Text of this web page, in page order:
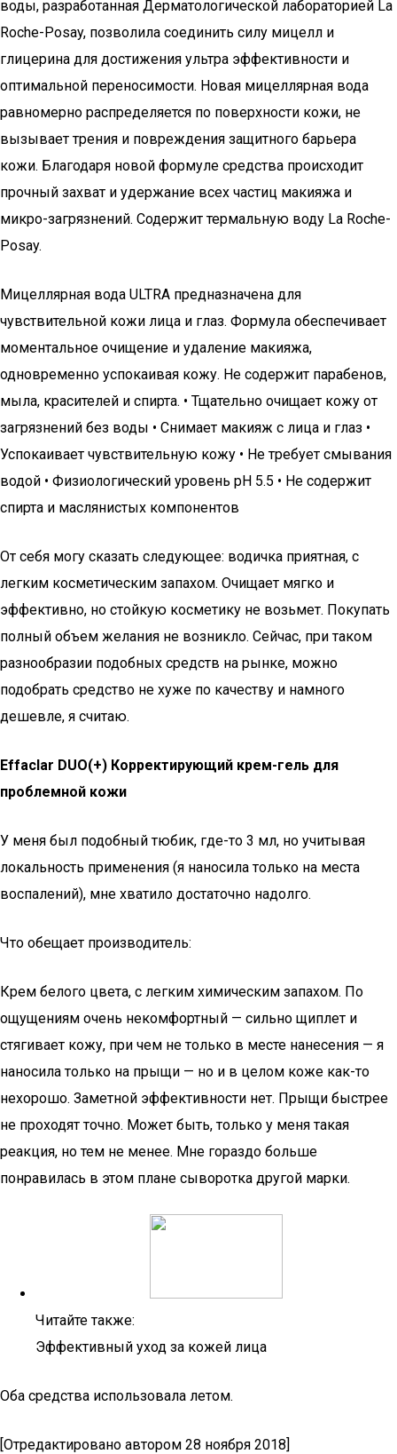
воды, разработанная Дерматологической лабораторией La
Roche-Posay, позволила соединить силу мицелл и
глицерина для достижения ультра эффективности и
оптимальной переносимости. Новая мицеллярная вода
равномерно распределяется по поверхности кожи, не
вызывает трения и повреждения защитного барьера
кожи. Благодаря новой формуле средства происходит
прочный захват и удержание всех частиц макияжа и
микро-загрязнений. Содержит термальную воду La Roche-
Posay.
Мицеллярная вода ULTRA предназначена для
чувствительной кожи лица и глаз. Формула обеспечивает
моментальное очищение и удаление макияжа,
одновременно успокаивая кожу. Не содержит парабенов,
мыла, красителей и спирта. • Тщательно очищает кожу от
загрязнений без воды • Снимает макияж с лица и глаз •
Успокаивает чувствительную кожу • Не требует смывания
водой • Физиологический уровень pH 5.5 • Не содержит
спирта и маслянистых компонентов
От себя могу сказать следующее: водичка приятная, с
легким косметическим запахом. Очищает мягко и
эффективно, но стойкую косметику не возьмет. Покупать
полный объем желания не возникло. Сейчас, при таком
разнообразии подобных средств на рынке, можно
подобрать средство не хуже по качеству и намного
дешевле, я считаю.
Effaclar DUO(+) Корректирующий крем-гель для
проблемной кожи
У меня был подобный тюбик, где-то 3 мл, но учитывая
локальность применения (я наносила только на места
воспалений), мне хватило достаточно надолго.
Что обещает производитель:
Крем белого цвета, с легким химическим запахом. По
ощущениям очень некомфортный — сильно щиплет и
стягивает кожу, при чем не только в месте нанесения — я
наносила только на прыщи — но и в целом коже как-то
нехорошо. Заметной эффективности нет. Прыщи быстрее
не проходят точно. Может быть, только у меня такая
реакция, но тем не менее. Мне гораздо больше
понравилась в этом плане сыворотка другой марки.
Читайте также:
Эффективный уход за кожей лица
Оба средства использовала летом.
[Отредактировано автором 28 ноября 2018]